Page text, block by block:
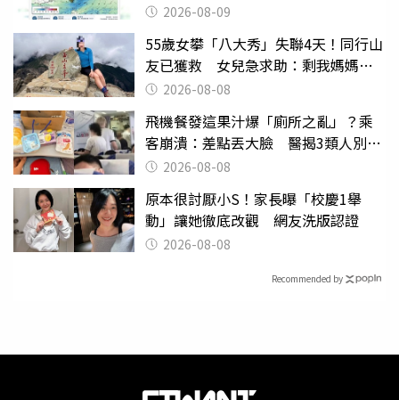
2026-08-09
55歲女攀「八大秀」失聯4天！同行山
友已獲救 女兒急求助：剩我媽媽還
沒找到
2026-08-08
飛機餐發這果汁爆「廁所之亂」？乘
客崩潰：差點丟大臉 醫揭3類人別亂
喝 2026-08-08
原本很討厭小S！家長曝「校慶1舉
動」讓她徹底改觀 網友洗版認證
2026-08-08
Recommended by